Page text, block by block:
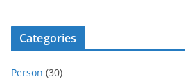
Categories
Person (30)